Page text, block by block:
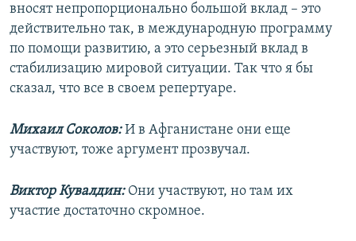
вносят непропорционально большой вклад – это
действительно так, в международную программу
по помощи развитию, а это серьезный вклад в
стабилизацию мировой ситуации. Так что я бы
сказал, что все в своем репертуаре.
Михаил Соколов:И в Афганистане они еще
участвуют, тоже аргумент прозвучал.
Виктор Кувалдин: Они участвуют, но там их
участие достаточно скромное.